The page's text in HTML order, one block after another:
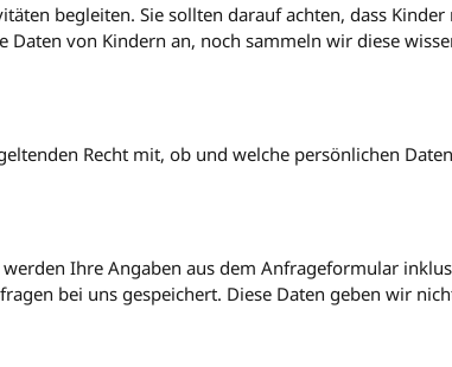
begleiten. Sie sollten darauf achten, dass
von Kindern an, noch sammeln wir diese
Recht mit, ob und welche persönlichen
Ihre Angaben aus dem Anfrageformular
bei uns gespeichert. Diese Daten geben wir